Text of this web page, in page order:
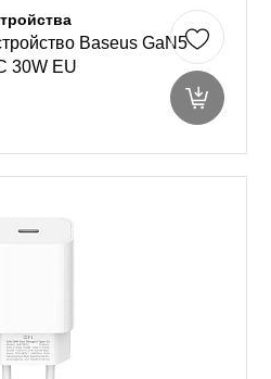
Baseus GaN5
30W EU